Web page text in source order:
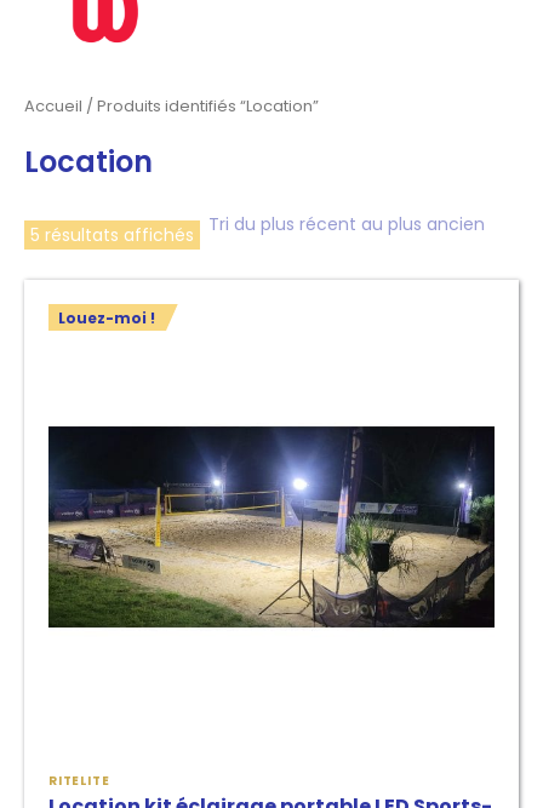
Accueil / Produits identifiés “Location”
Location
5 résultats affichés
Louez-moi !
RITELITE